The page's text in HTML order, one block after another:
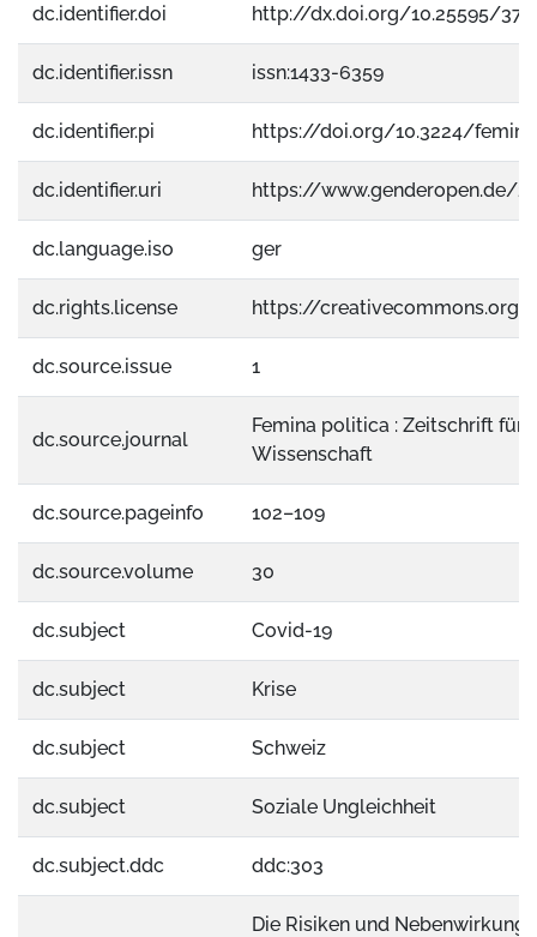
dc.identifier.doi http://dx.doi.org/10.25595/
dc.identifier.issn issn:1433-6359
dc.identifier.pi https://doi.org/10.3224/
dc.identifier.uri https://www.genderopen.de/
dc.language.iso ger
dc.rights.license https://
dc.source.issue 1
dc.source.journal
Femina politica : Zeitschrift für
Wissenschaft
dc.source.pageinfo 102–109
dc.source.volume 30
dc.subject Covid-19
dc.subject Krise
dc.subject Schweiz
dc.subject Soziale Ungleichheit
dc.subject.ddc ddc:303
Die Risiken und